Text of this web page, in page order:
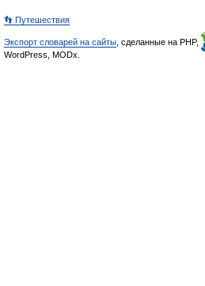
👣 Путешествия
Экспорт словарей на сайты , сделанные на PHP,
WordPress, MODx.